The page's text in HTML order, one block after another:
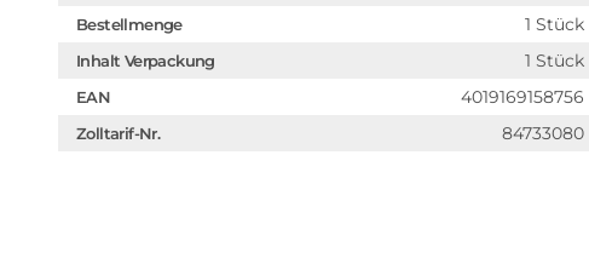
Bestellmenge 1 Stück
Inhalt Verpackung 1 Stück
EAN 4019169158756
Zolltarif-Nr. 84733080